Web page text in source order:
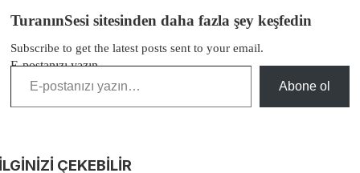
TuranınSesi sitesinden daha fazla şey keşfedin
Subscribe to get the latest posts sent to your email.
E-postanızı yazın…
Abone ol
ÇEKEBİLİR